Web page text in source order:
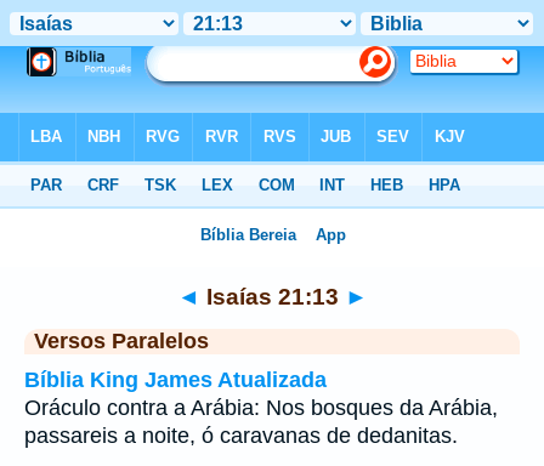
◄ Isaías 21:13 ►
Versos Paralelos
Bíblia King James Atualizada
Oráculo contra a Arábia: Nos bosques da Arábia,
passareis a noite, ó caravanas de dedanitas.